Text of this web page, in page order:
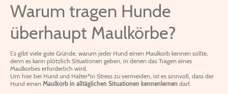
Warum tragen Hunde
überhaupt Maulkörbe?
Es gibt viele gute Gründe, warum jeder Hund einen Maulkorb kennen sollte,
denn es kann plötzlich Situationen geben, in denen das Tragen eines
Maulkorbes erforderlich wird.
Um hier bei Hund und Halter*in Stress zu vermeiden, ist es sinnvoll, dass der
Hund einen Maulkorb in alltäglichen Situationen kennenlernen darf.